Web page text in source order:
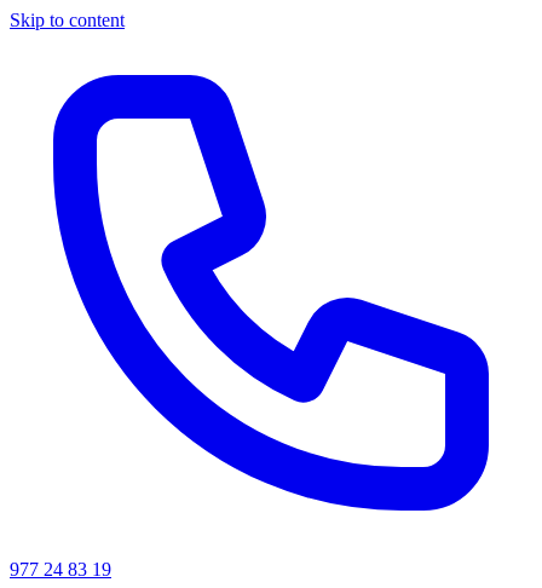
Skip to content
977 24 83 19